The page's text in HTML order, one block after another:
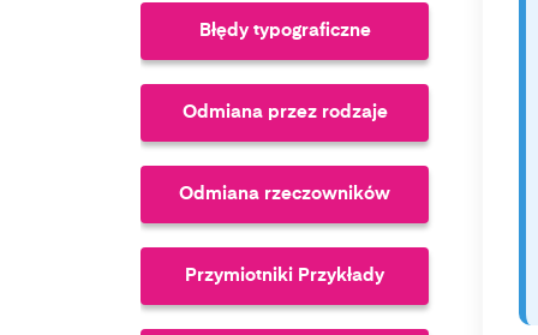
Błędy typograficzne
Odmiana przez rodzaje
Odmiana rzeczowników
Przymiotniki Przykłady